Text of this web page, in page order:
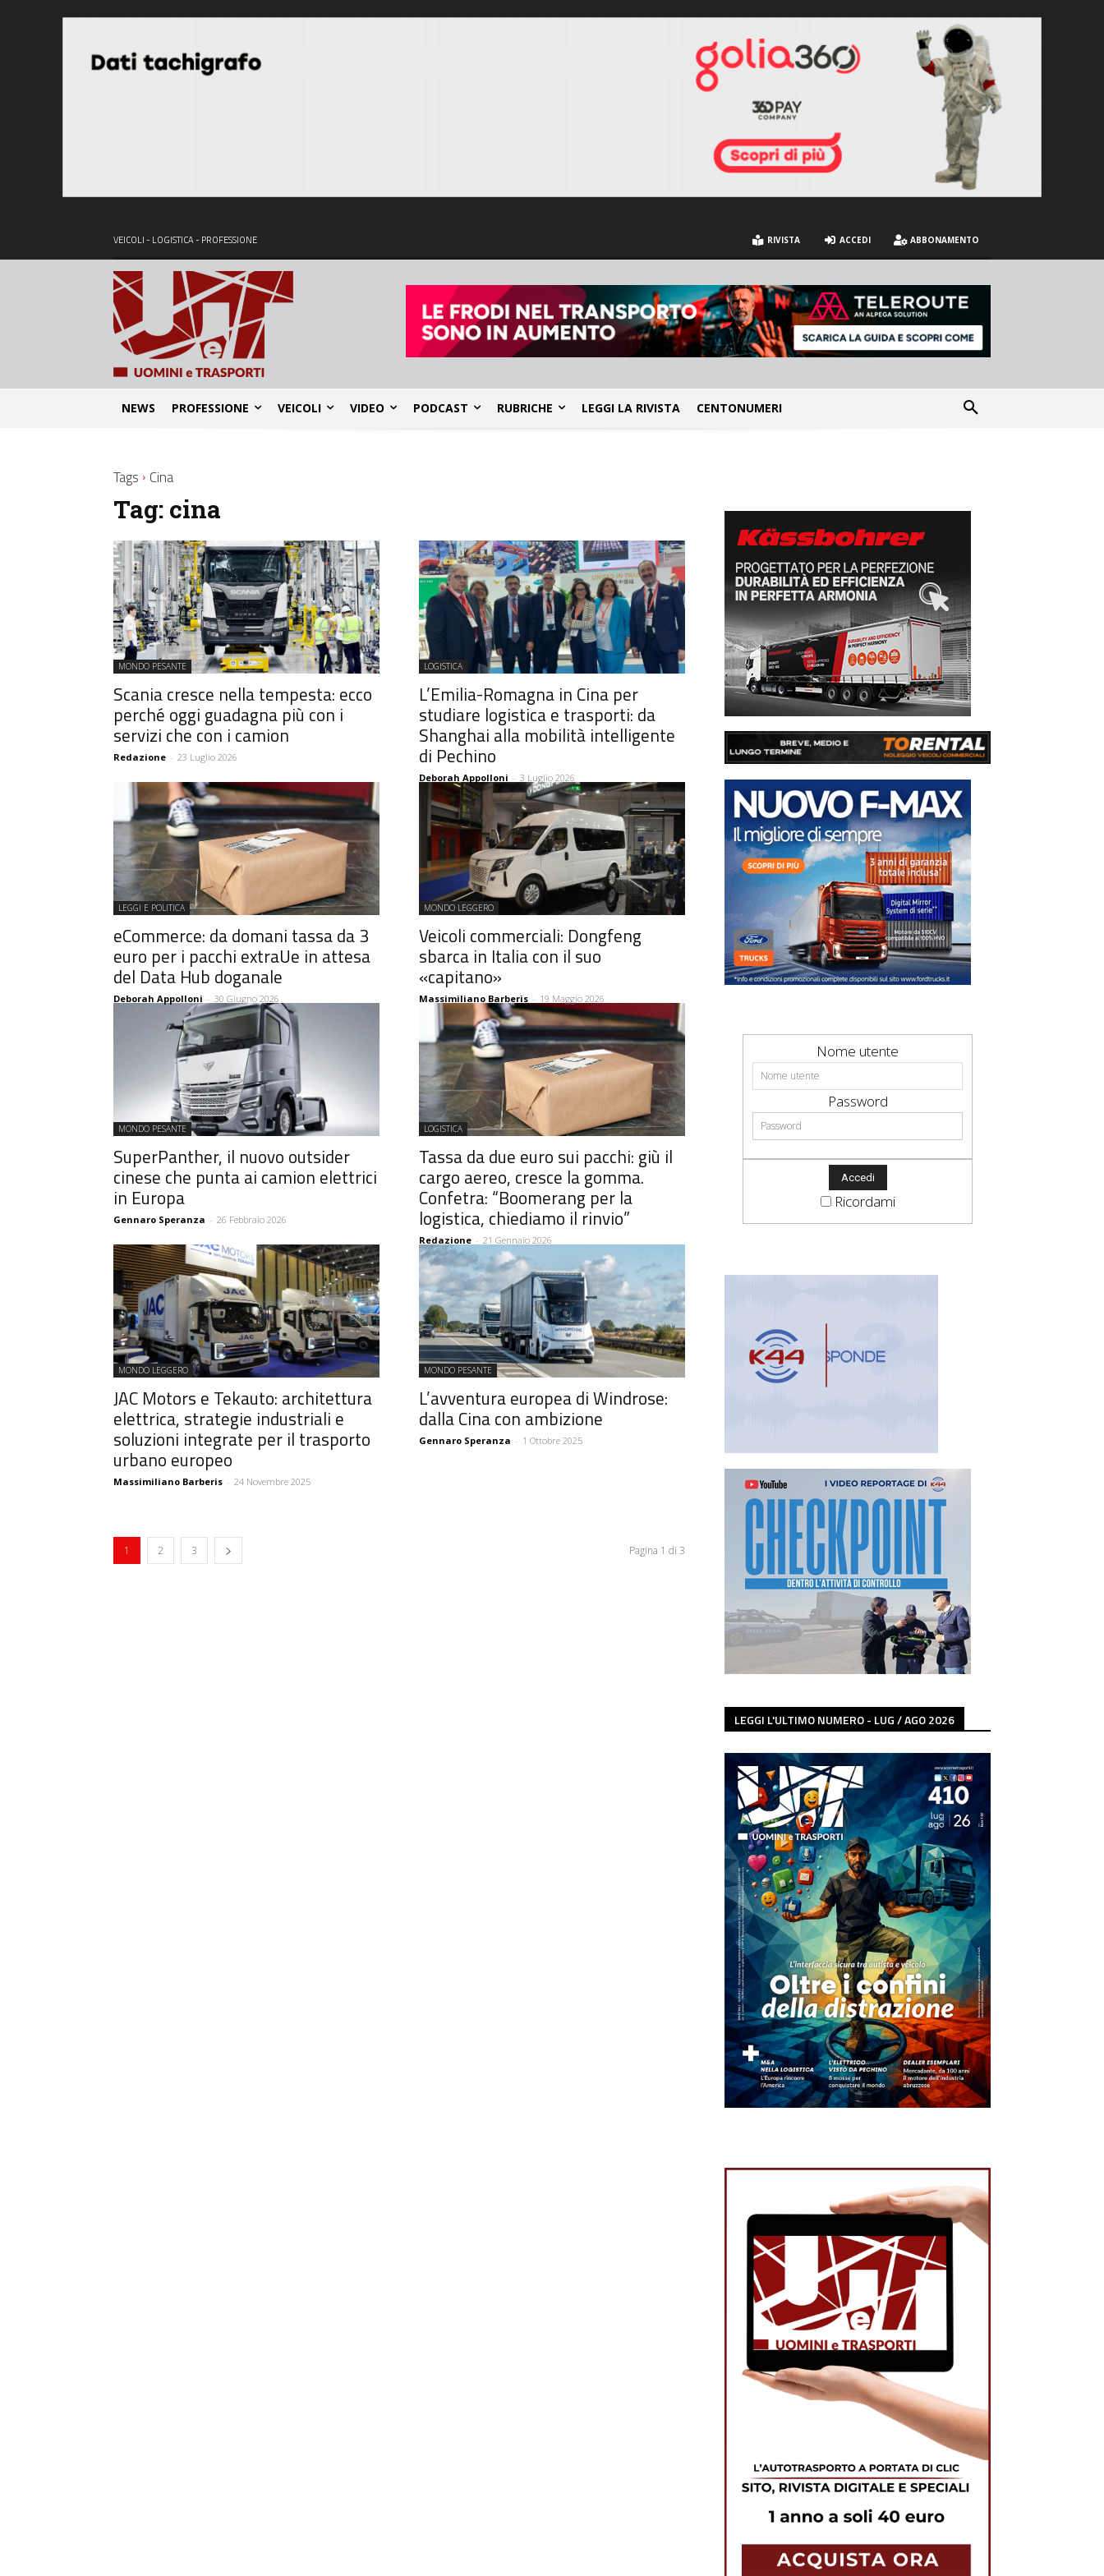
VEICOLI - LOGISTICA - PROFESSIONE RIVISTA ACCEDI ABBONAMENTO
NEWS PROFESSIONE VEICOLI VIDEO PODCAST RUBRICHE LEGGI LA RIVISTA CENTONUMERI
Tags Cina
Tag: cina
MONDO PESANTE
Scania cresce nella tempesta: ecco
perché oggi guadagna più con i
servizi che con i camion
Redazione - 23 Luglio 2026
LOGISTICA
L’Emilia-Romagna in Cina per
studiare logistica e trasporti: da
Shanghai alla mobilità intelligente
di Pechino
Deborah Appolloni - 3 Luglio 2026
LEGGI E POLITICA
eCommerce: da domani tassa da 3
euro per i pacchi extraUe in attesa
del Data Hub doganale
Deborah Appolloni - 30 Giugno 2026
MONDO LEGGERO
Veicoli commerciali: Dongfeng
sbarca in Italia con il suo
«capitano»
Massimiliano Barberis - 19 Maggio 2026
MONDO PESANTE
SuperPanther, il nuovo outsider
cinese che punta ai camion elettrici
in Europa
Gennaro Speranza - 26 Febbraio 2026
LOGISTICA
Tassa da due euro sui pacchi: giù il
cargo aereo, cresce la gomma.
Confetra: “Boomerang per la
logistica, chiediamo il rinvio”
Redazione - 21 Gennaio 2026
MONDO LEGGERO
JAC Motors e Tekauto: architettura
elettrica, strategie industriali e
soluzioni integrate per il trasporto
urbano europeo
Massimiliano Barberis - 24 Novembre 2025
MONDO PESANTE
L’avventura europea di Windrose:
dalla Cina con ambizione
Gennaro Speranza - 1 Ottobre 2025
1 2 3 Pagina 1 di 3
Nome utente
Password
Ricordami
LEGGI L'ULTIMO NUMERO - LUG / AGO 2026